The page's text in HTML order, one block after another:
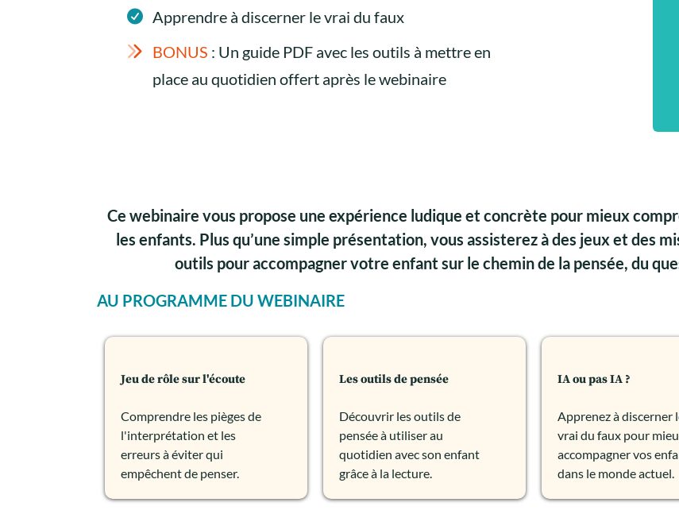
Apprendre à discerner le vrai du faux
BONUS : Un guide PDF avec les outils à mettre en
place au quotidien offert après le webinaire
Ce webinaire vous propose une expérience ludique et concrète pour mieux
les enfants. Plus qu’une simple présentation, vous assisterez à des jeux et des
outils pour accompagner votre enfant sur le chemin de la pensée, du
AU PROGRAMME DU WEBINAIRE
Jeu de rôle sur l'écoute
Comprendre les pièges de
l'interprétation et les
erreurs à éviter qui
empêchent de penser.
Les outils de pensée
Découvrir les outils de
pensée à utiliser au
quotidien avec son enfant
grâce à la lecture.
IA ou pas IA ?
Apprenez à discerner
vrai du faux pour
accompagner vos
dans le monde actuel.